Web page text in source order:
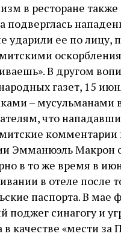
в ресторане
подверглась
ударили ее по лицу,
В другом
газет, 15
– мусульманами
что
комментарии
Эмманюэль Макрон
в то же время в
в отеле после
паспорта. В мае
поджег синагогу и
качестве «мести за